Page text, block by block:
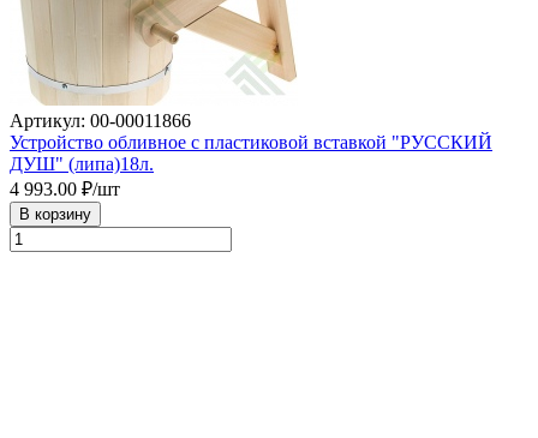
Артикул: 00-00011866
Устройство обливное с пластиковой вставкой "РУССКИЙ
ДУШ" (липа)18л.
4 993.00 ₽/шт
В корзину